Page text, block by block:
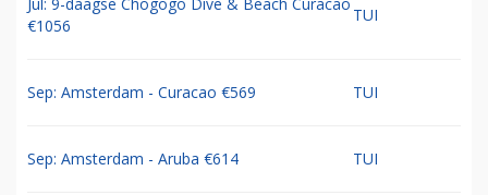
€1056
TUI
Sep: Amsterdam - Curacao €569 TUI
Sep: Amsterdam - Aruba €614 TUI